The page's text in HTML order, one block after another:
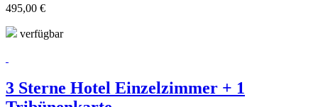
495,00 €
verfügbar
3 Sterne Hotel Einzelzimmer + 1